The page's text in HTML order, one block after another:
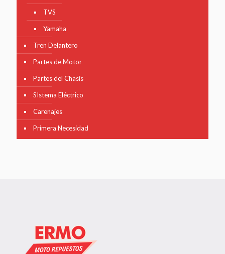
TVS
Yamaha
Tren Delantero
Partes de Motor
Partes del Chasis
SIstema Eléctrico
Carenajes
Primera Necesidad